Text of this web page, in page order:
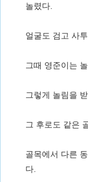
놀렸다.
얼굴도 검고 사
그때 영준이는
그렇게 놀림을
그 후로도 같은
골목에서 다른
다.